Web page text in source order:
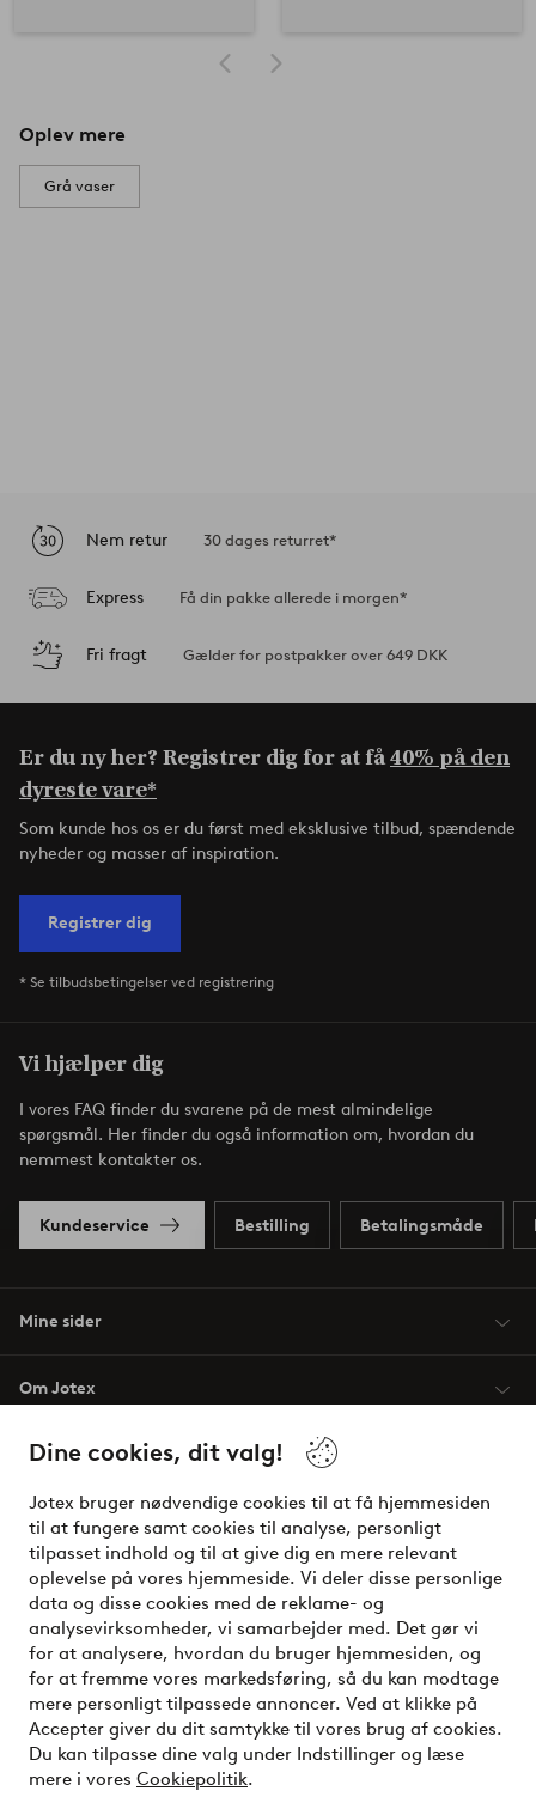
Dine cookies, dit valg!
Jotex bruger nødvendige cookies til at få hjemmesiden
til at fungere samt cookies til analyse, personligt
tilpasset indhold og til at give dig en mere relevant
oplevelse på vores hjemmeside. Vi deler disse personlige
data og disse cookies med de reklame- og
analysevirksomheder, vi samarbejder med. Det gør vi
for at analysere, hvordan du bruger hjemmesiden, og
for at fremme vores markedsføring, så du kan modtage
mere personligt tilpassede annoncer. Ved at klikke på
Accepter giver du dit samtykke til vores brug af cookies.
Du kan tilpasse dine valg under Indstillinger og læse
mere i vores Cookiepolitik.
Oplev mere
Grå vaser
Nem retur 30 dages returret*
Express Få din pakke allerede i morgen*
Fri fragt Gælder for postpakker over 649 DKK
Er du ny her? Registrer dig for at få40% på den
dyreste vare*
Som kunde hos os er du først med eksklusive tilbud, spændende
nyheder og masser af inspiration.
Registrer dig
* Se tilbudsbetingelser ved registrering
Vi hjælper dig
I vores FAQ finder du svarene på de mest almindelige
spørgsmål. Her finder du også information om, hvordan du
nemmest kontakter os.
Kundeservice Bestilling Betalingsmåde
Mine sider
Om Jotex
Vilkår
Venner
Sikre betalinger - betal nu eller del op
Vil du vide mere om vores betalingsmuligheder?
elpy